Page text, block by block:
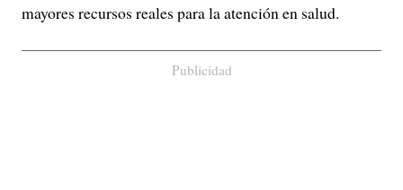
mayores recursos reales para la atención en salud.
Publicidad